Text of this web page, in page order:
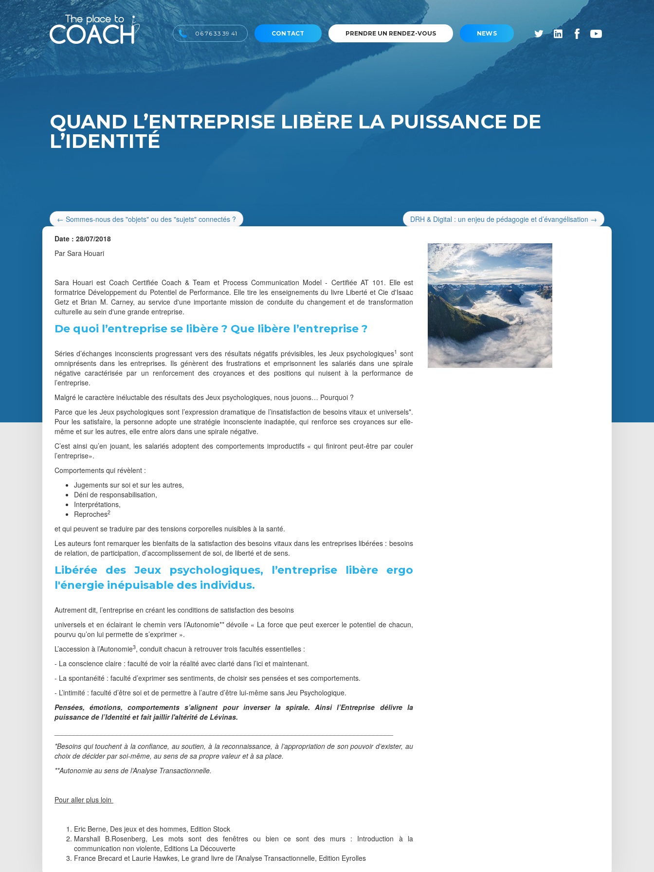
06 76 33 39 41 CONTACT PRENDRE UN RENDEZ-VOUS NEWS
QUAND L’ENTREPRISE LIBÈRE LA PUISSANCE DE
L’IDENTITÉ
← Sommes-nous des "objets" ou des "sujets" connectés ? DRH & Digital : un enjeu de pédagogie et d’évangélisation →
Date : 28/07/2018
Par Sara Houari
Sara Houari est Coach Certifiée Coach & Team et Process Communication Model - Certifiée AT 101. Elle est
formatrice Développement du Potentiel de Performance. Elle tire les enseignements du livre Liberté et Cie d'Isaac
Getz et Brian M. Carney, au service d'une importante mission de conduite du changement et de transformation
culturelle au sein d'une grande entreprise.
De quoi l’entreprise se libère ? Que libère l’entreprise ?
Séries d’échanges inconscients progressant vers des résultats négatifs prévisibles, les Jeux psychologiques1 sont
omniprésents dans les entreprises. Ils génèrent des frustrations et emprisonnent les salariés dans une spirale
négative caractérisée par un renforcement des croyances et des positions qui nuisent à la performance de
l’entreprise.
Malgré le caractère inéluctable des résultats des Jeux psychologiques, nous jouons… Pourquoi ?
Parce que les Jeux psychologiques sont l’expression dramatique de l’insatisfaction de besoins vitaux et universels*.
Pour les satisfaire, la personne adopte une stratégie inconsciente inadaptée, qui renforce ses croyances sur elle-
même et sur les autres, elle entre alors dans une spirale négative.
C’est ainsi qu’en jouant, les salariés adoptent des comportements improductifs « qui finiront peut-être par couler
l’entreprise».
Comportements qui révèlent :
Jugements sur soi et sur les autres,
Déni de responsabilisation,
Interprétations,
Reproches2
et qui peuvent se traduire par des tensions corporelles nuisibles à la santé.
Les auteurs font remarquer les bienfaits de la satisfaction des besoins vitaux dans les entreprises libérées : besoins
de relation, de participation, d’accomplissement de soi, de liberté et de sens.
Libérée des Jeux psychologiques, l’entreprise libère ergo
l'énergie inépuisable des individus.
Autrement dit, l’entreprise en créant les conditions de satisfaction des besoins
universels et en éclairant le chemin vers l’Autonomie** dévoile « La force que peut exercer le potentiel de chacun,
pourvu qu’on lui permette de s’exprimer ».
L’accession à l’Autonomie3, conduit chacun à retrouver trois facultés essentielles :
- La conscience claire : faculté de voir la réalité avec clarté dans l’ici et maintenant.
- La spontanéité : faculté d’exprimer ses sentiments, de choisir ses pensées et ses comportements.
- L’intimité : faculté d’être soi et de permettre à l’autre d’être lui-même sans Jeu Psychologique.
Pensées, émotions, comportements s’alignent pour inverser la spirale. Ainsi l’Entreprise délivre la
puissance de l’Identité et fait jaillir l'altérité de Lévinas.
*Besoins qui touchent à la confiance, au soutien, à la reconnaissance, à l’appropriation de son pouvoir d’exister, au
choix de décider par soi-même, au sens de sa propre valeur et à sa place.
**Autonomie au sens de l’Analyse Transactionnelle.
Pour aller plus loin
Eric Berne, Des jeux et des hommes, Edition Stock
Marshall B.Rosenberg, Les mots sont des fenêtres ou bien ce sont des murs : Introduction à la
communication non violente, Editions La Découverte
France Brecard et Laurie Hawkes, Le grand livre de l’Analyse Transactionnelle, Edition Eyrolles